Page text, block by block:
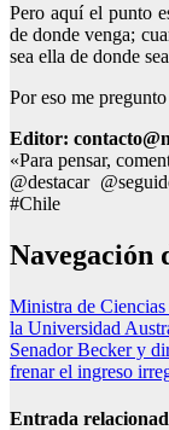
Pero aquí el punto
de donde venga;
sea ella de donde
Por eso me
Editor:
«Para pensar,
@destacar
#Chile
Navegación
Ministra de
la Universidad
Senador Becker y
frenar el ingreso
Entrada